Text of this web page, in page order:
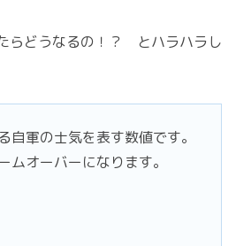
らどうなるの！？ とハラハラし
自軍の士気を表す数値です。
ムオーバーになります。